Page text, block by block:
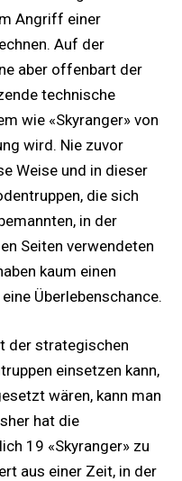
Angriff einer
Auf der
aber offenbart der
technische
wie «Skyranger» von
wird. Nie zuvor
Weise und in dieser
die sich
in der
Seiten verwendeten
kaum einen
Überlebenschance.
der strategischen
einsetzen kann,
wären, kann man
hat die
19 «Skyranger» zu
aus einer Zeit, in der